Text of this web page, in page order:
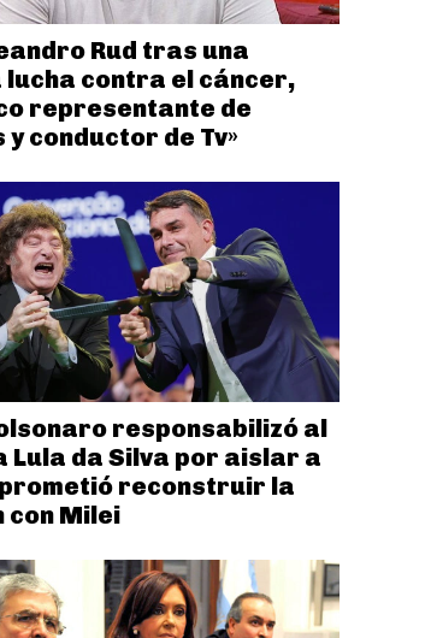
Rud tras una
lucha contra el cáncer,
representante de
y conductor de Tv»
responsabilizó al
Lula da Silva por aislar a
reconstruir la
con Milei